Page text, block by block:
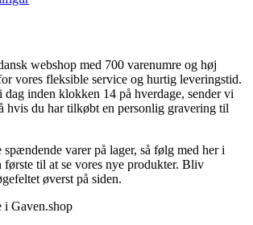
webshop med 700 varenumre og høj
vores fleksible service og hurtig leveringstid.
inden klokken 14 på hverdage, sender vi
hvis du har tilkøbt en personlig gravering til
varer på lager, så følg med her i
til at se vores nye produkter. Bliv
øverst på siden.
i Gaven.shop